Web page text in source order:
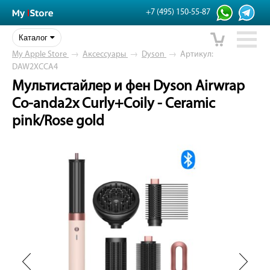
+7 (495) 150-55-87
Каталог
My Apple Store → Аксессуары → Dyson → Артикул:
DAW2XCCA4
Мультистайлер и фен Dyson Airwrap
Co-anda2x Curly+Coily - Ceramic
pink/Rose gold